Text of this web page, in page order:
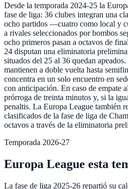
Desde la temporada 2024-25 la
fase de liga: 36 clubes integran una
ocho partidos —cuatro como local y
a rivales seleccionados por bombos
ocho primeros pasan a octavos de
24 disputan una eliminatoria
situados del 25 al 36 quedan
mantienen a doble vuelta hasta
concentra en un solo encuentro en
con anticipación. En caso de empate
prórroga de treinta minutos y, si la
penaltis. La Europa League también
clasificados de la fase de liga de
octavos a través de la eliminatoria
Temporada 2026-27
Europa League esta
La fase de liga 2025-26 repartió su